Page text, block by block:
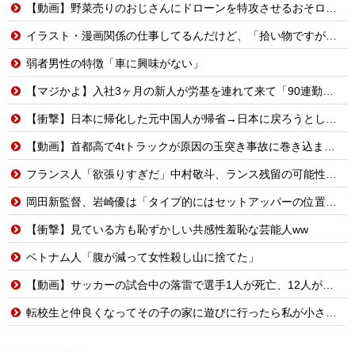
【動画】野菜売りのおじさんにドローンを特攻させるおそロシア。
イラスト・漫画関係の仕事してるんだけど、「拾い物ですが」とか言ってTwitterで勝手に自分の画像を出されるのに違和感を覚える。。
弱者男性の特徴「車に興味がない」
【マジかよ】入社3ヶ月の新人が労基を連れて来て「90連勤させられました」「労働基準法違反です」→俺「彼は30連休中ですが?」
【衝撃】日本に帰化した元中国人が帰省→日本に戻ろうとしたら…
【動画】首都高で4tトラックが原因の玉突き事故に巻き込まれた軽バンの車載。
フランス人「欲張りすぎだ」中村敬斗、ランス残留の可能性を会長が示唆！移籍金が交渉の壁に..現地サポの本音がこれ！【海外の反応】
岡田新監督、岩崎優は「タイプ的にはセットアッパーの位置が一番合うてる」←おーん
【衝撃】見ている方も恥ずかしい共感性羞恥な芸能人ww
ベトナム人「腹が減って女性殺し山に捨てた」
【動画】サッカーの試合中の落雷で選手1人が死亡、12人が負傷した事故。
転校生と仲良くなってその子の家に遊びに行ったら私が小さい頃に撮った写真があった